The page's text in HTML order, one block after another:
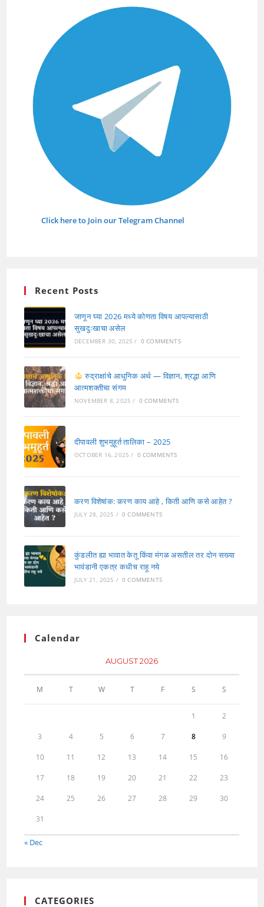
Click here to Join our Telegram Channel
Recent Posts
जाणून घ्या 2026 मध्ये कोणता विषय आपल्यासाठी
सुखदुःखाचा असेल
DECEMBER 30, 2025 / 0 COMMENTS
रुद्राक्षांचे आधुनिक अर्थ — विज्ञान, श्रद्धा आणि
आत्मशक्तीचा संगम
NOVEMBER 8, 2025 / 0 COMMENTS
दीपावली शुभमुहूर्त तालिका – 2025
OCTOBER 16, 2025 / 0 COMMENTS
करण विशेषांक: करण काय आहे , किती आणि कसे आहेत ?
JULY 28, 2025 / 0 COMMENTS
कुंडलीत ह्या भावात केतू किंवा मंगळ असतील तर दोन सख्या
भावंडानी एकत्र कधीच राहू नये
JULY 21, 2025 / 0 COMMENTS
Calendar
AUGUST 2026
M T W T F S S
1 2
3 4 5 6 7 8 9
10 11 12 13 14 15 16
17 18 19 20 21 22 23
24 25 26 27 28 29 30
31
« Dec
CATEGORIES